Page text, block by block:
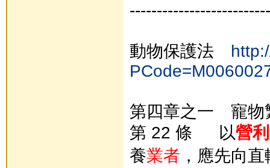
動物保護法
第四章之一 寵物
第 22 條 以營利
養業者 ，應先向